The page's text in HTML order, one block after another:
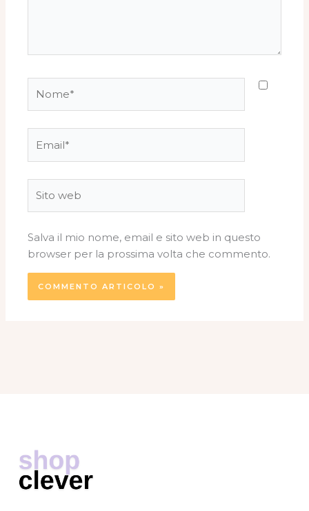
web
Salva il mio nome, email e sito web in questo
browser per la prossima volta che commento.